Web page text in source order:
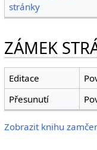
stránky
ZÁMEK
Editace
Přesunutí
Zobrazit knihu